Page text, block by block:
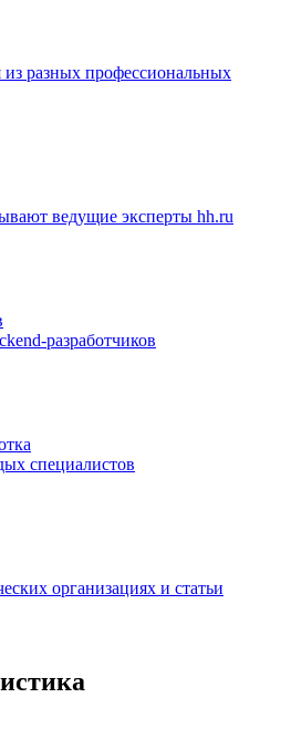
разных профессиональных
ведущие эксперты hh.ru
разработчиков
специалистов
организациях и статьи